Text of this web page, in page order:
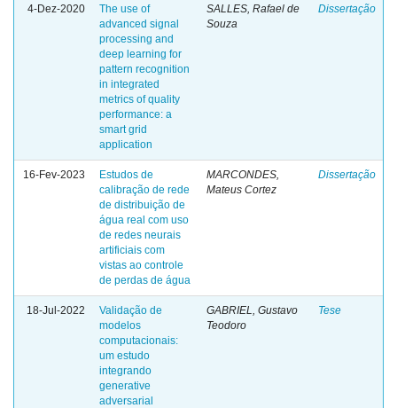
4-Dez-2020
The use of
advanced signal
processing and
deep learning for
pattern recognition
in integrated
metrics of quality
performance: a
smart grid
application
SALLES, Rafael de
Souza
Dissertação
16-Fev-2023
Estudos de
calibração de rede
de distribuição de
água real com uso
de redes neurais
artificiais com
vistas ao controle
de perdas de água
MARCONDES,
Mateus Cortez
Dissertação
18-Jul-2022
Validação de
modelos
computacionais:
um estudo
integrando
generative
adversarial
GABRIEL, Gustavo
Teodoro
Tese